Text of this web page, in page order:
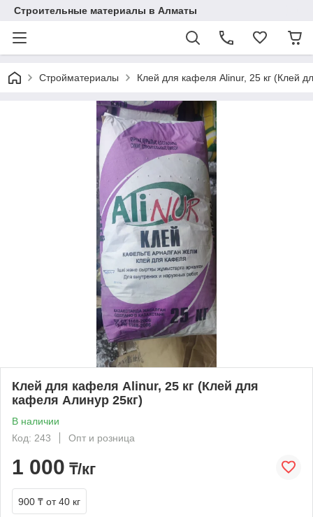
Строительные материалы в Алматы
Стройматериалы Клей для кафеля Alinur, 25 кг (Клей
Клей для кафеля Alinur, 25 кг (Клей для
кафеля Алинур 25кг)
В наличии
Код: 243
Опт и розница
1 000 ₸/кг
900 ₸ от 40 кг